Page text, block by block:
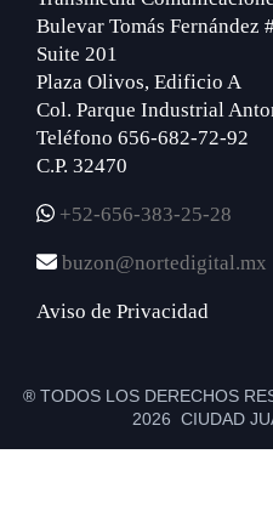
Bulevar Tomás Fernández
Suite 201
Plaza Olivos, Edificio A
Col. Parque Industrial
Teléfono 656-682-72-92
C.P. 32470
+52-656-383-25-28
buzon@nortedigital.mx
Aviso de Privacidad
® TODOS LOS DERECHOS
2026 CIUDAD